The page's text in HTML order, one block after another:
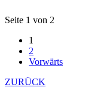
Seite 1 von 2
1
2
Vorwärts
ZURÜCK